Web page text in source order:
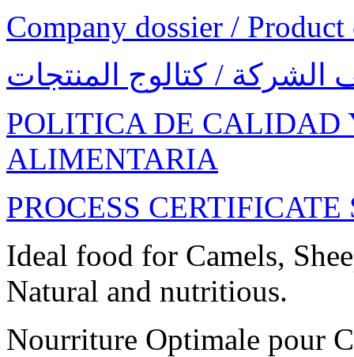
Company dossier / Product
الشركة / كتالوج المنتجات
POLITICA DE CALIDAD
ALIMENTARIA
PROCESS CERTIFICATE
Ideal food for Camels,
Natural and nutritious.
Nourriture Optimale pour